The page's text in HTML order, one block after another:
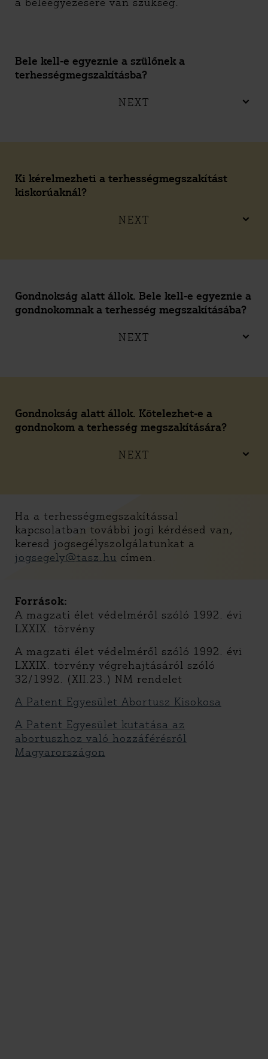
Bele kell-e egyeznie a szülőnek a
terhességmegszakításba?
NEXT
Ki kérelmezheti a terhességmegszakítást
kiskorúaknál?
NEXT
Gondnokság alatt állok. Bele kell-e egyeznie a
gondnokomnak a terhesség megszakításába?
NEXT
Gondnokság alatt állok. Kötelezhet-e a
gondnokom a terhesség megszakítására?
NEXT
Ha a terhességmegszakítással
kapcsolatban további jogi kérdésed van,
keresd jogsegélyszolgálatunkat a
jogsegely@tasz.hu címen.
Források:
A magzati élet védelméről szóló 1992. évi
LXXIX. törvény
A magzati élet védelméről szóló 1992. évi
LXXIX. törvény végrehajtásáról szóló
32/1992. (XII.23.) NM rendelet
A Patent Egyesület Abortusz Kisokosa
A Patent Egyesület kutatása az
abortuszhoz való hozzáférésről
Magyarországon